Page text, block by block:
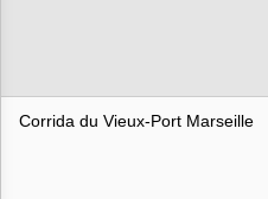
Corrida du Vieux-Port Marseille